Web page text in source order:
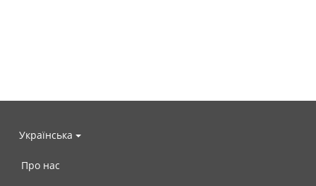
Українська
Про нас